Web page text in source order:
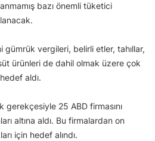
bazı önemli tüketici
gümrük vergileri, belirli etler, tahıllar,
ürünleri de dahil olmak üzere çok
aldı.
gerekçesiyle 25 ABD firmasını
altına aldı. Bu firmalardan on
için hedef alındı.